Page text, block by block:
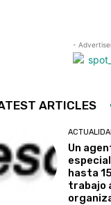
-
ARTICLES
Un
hasta
trabajo